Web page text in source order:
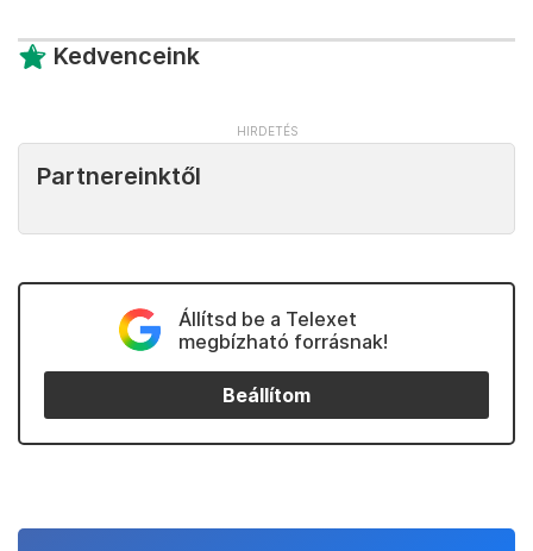
Kedvenceink
Partnereinktől
Állítsd be a Telexet
megbízható forrásnak!
Beállítom